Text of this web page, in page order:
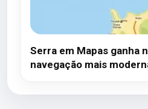
Serra em Mapas ganha
navegação mais